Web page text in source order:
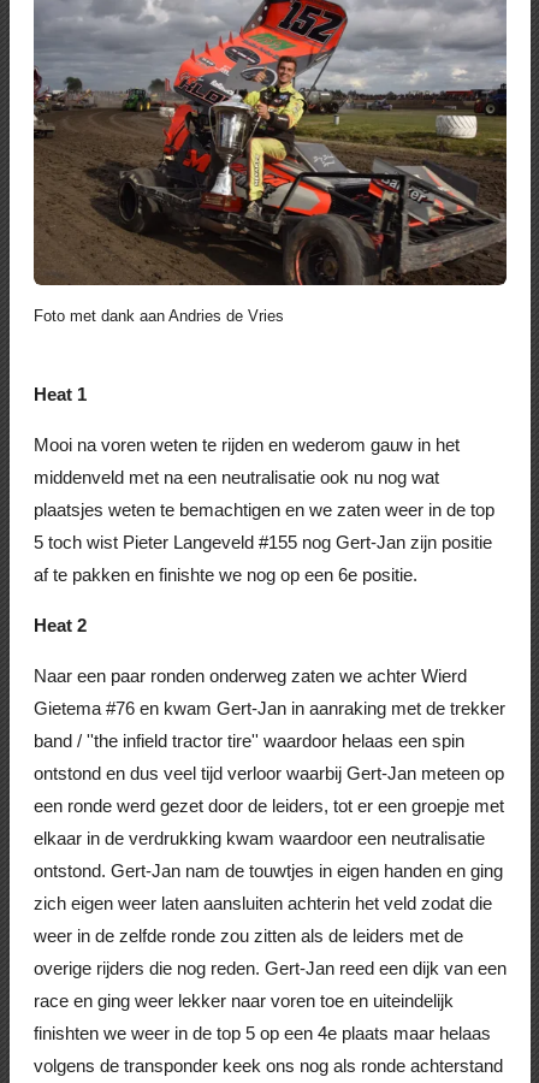
Foto met dank aan Andries de Vries
Heat 1
Mooi na voren weten te rijden en wederom gauw in het
middenveld met na een neutralisatie ook nu nog wat
plaatsjes weten te bemachtigen en we zaten weer in de top
5 toch wist Pieter Langeveld #155 nog Gert-Jan zijn positie
af te pakken en finishte we nog op een 6e positie.
Heat 2
Naar een paar ronden onderweg zaten we achter Wierd
Gietema #76 en kwam Gert-Jan in aanraking met de trekker
band / ''the infield tractor tire'' waardoor helaas een spin
ontstond en dus veel tijd verloor waarbij Gert-Jan meteen op
een ronde werd gezet door de leiders, tot er een groepje met
elkaar in de verdrukking kwam waardoor een neutralisatie
ontstond. Gert-Jan nam de touwtjes in eigen handen en ging
zich eigen weer laten aansluiten achterin het veld zodat die
weer in de zelfde ronde zou zitten als de leiders met de
overige rijders die nog reden. Gert-Jan reed een dijk van een
race en ging weer lekker naar voren toe en uiteindelijk
finishten we weer in de top 5 op een 4e plaats maar helaas
volgens de transponder keek ons nog als ronde achterstand